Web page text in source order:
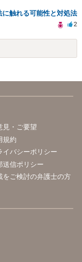
触れる可能性と対処法
2
見・ご要望
規約
イバシーポリシー
送信ポリシー
をご検討の弁護士の方